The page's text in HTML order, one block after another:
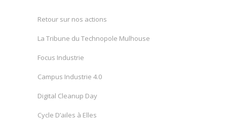
Retour sur nos actions
La Tribune du Technopole Mulhouse
Focus Industrie
Campus Industrie 4.0
Digital Cleanup Day
Cycle D’ailes à Elles